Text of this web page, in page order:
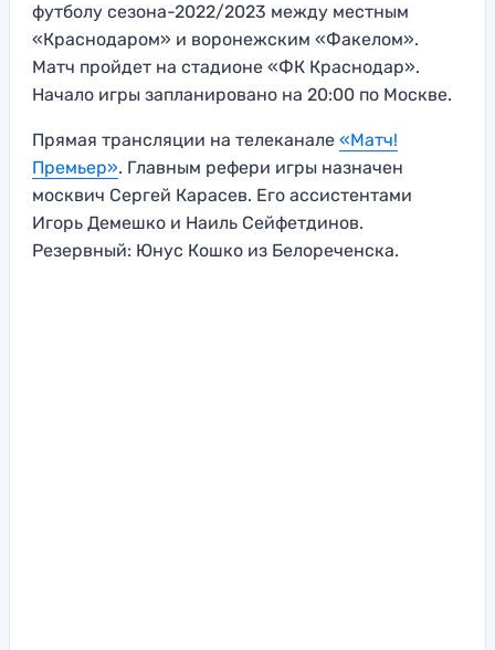
футболу сезона-2022/2023 между местным
«Краснодаром» и воронежским «Факелом».
Матч пройдет на стадионе «ФК Краснодар».
Начало игры запланировано на 20:00 по Москве.
Прямая трансляции на телеканале «Матч!
Премьер». Главным рефери игры назначен
москвич Сергей Карасев. Его ассистентами
Игорь Демешко и Наиль Сейфетдинов.
Резервный: Юнус Кошко из Белореченска.